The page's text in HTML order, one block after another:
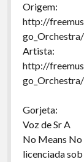
Origem:
http://
go_Orchestra/
Artista:
http://
go_Orchestra/
Gorjeta:
Voz de Sr A
No Means No
licenciada